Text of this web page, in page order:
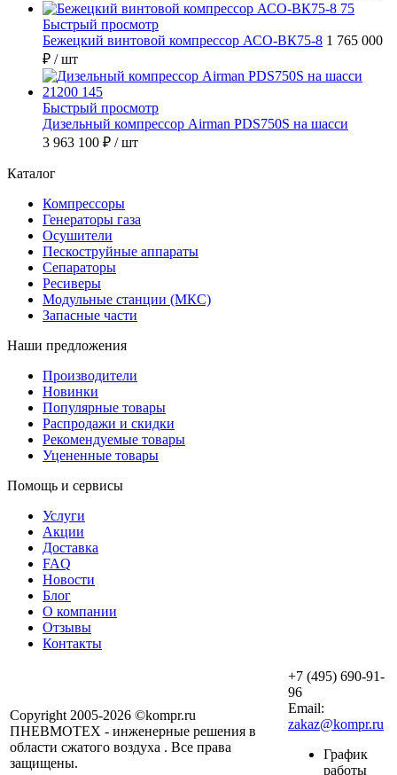
Быстрый просмотр
Бежецкий винтовой компрессор АСО-ВК75-8 1 765 000
₽ / шт
Быстрый просмотр
Дизельный компрессор Airman PDS750S на шасси
3 963 100 ₽ / шт
Каталог
Компрессоры
Генераторы газа
Осушители
Пескоструйные аппараты
Сепараторы
Ресиверы
Модульные станции (МКС)
Запасные части
Наши предложения
Производители
Новинки
Популярные товары
Распродажи и скидки
Рекомендуемые товары
Уцененные товары
Помощь и сервисы
Услуги
Акции
Доставка
FAQ
Новости
Блог
О компании
Отзывы
Контакты
Copyright 2005-2026 ©kompr.ru
ПНЕВМОТЕХ - инженерные решения в
области сжатого воздуха . Все права
защищены.
+7 (495) 690-91-
96
Email:
zakaz@kompr.ru
График
работы